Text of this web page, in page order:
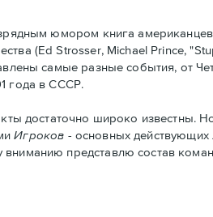
юмором книга
(Ed Strosser, Michael Prince,
самые разные события, от
года в СССР.
достаточно широко известны.
Игроков - основных
представлю состав